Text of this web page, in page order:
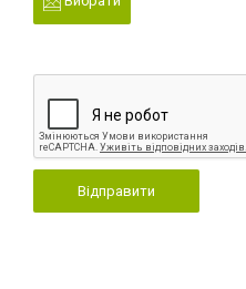
Відправити